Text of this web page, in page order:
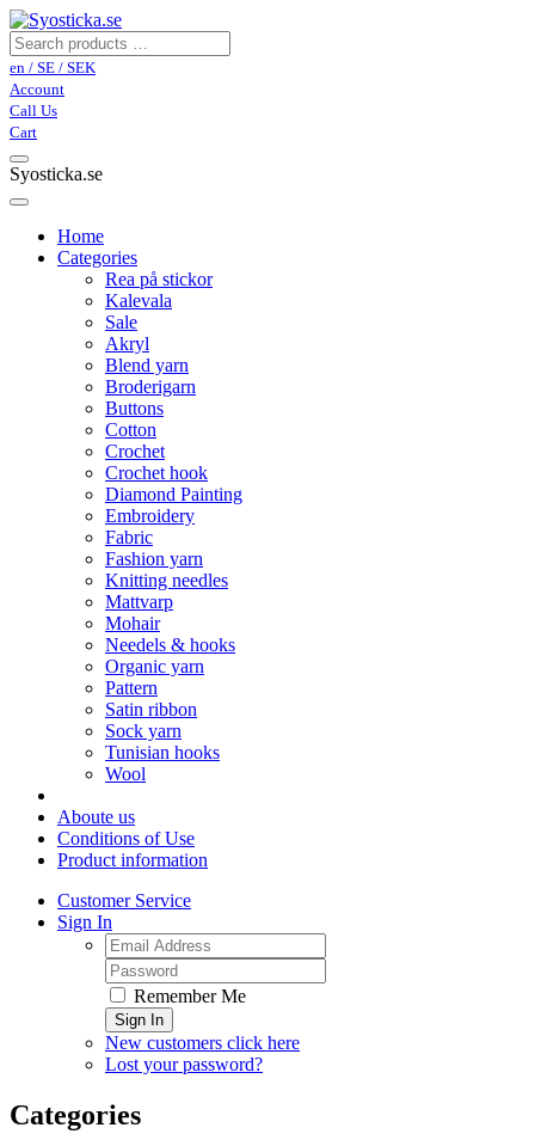
en / SE / SEK
Account
Call Us
Cart
Syosticka.se
Home
Categories
Rea på stickor
Kalevala
Sale
Akryl
Blend yarn
Broderigarn
Buttons
Cotton
Crochet
Crochet hook
Diamond Painting
Embroidery
Fabric
Fashion yarn
Knitting needles
Mattvarp
Mohair
Needels & hooks
Organic yarn
Pattern
Satin ribbon
Sock yarn
Tunisian hooks
Wool
Aboute us
Conditions of Use
Product information
Customer Service
Sign In
Remember Me
Sign In
New customers click here
Lost your password?
Categories